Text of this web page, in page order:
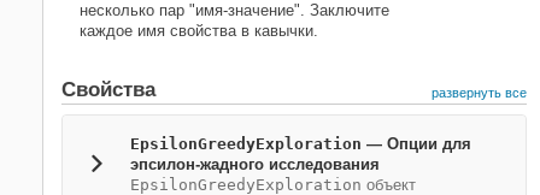
несколько пар "имя-значение". Заключите
каждое имя свойства в кавычки.
Свойства развернуть все
EpsilonGreedyExploration — Опции для
эпсилон-жадного исследования
EpsilonGreedyExploration объект